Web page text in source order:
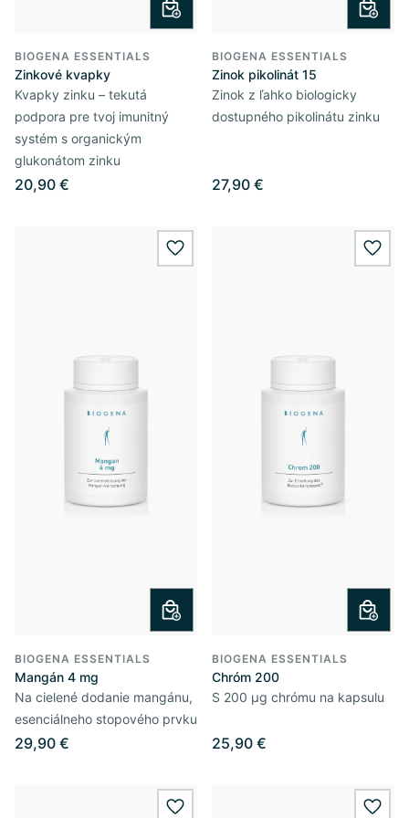
BIOGENA ESSENTIALS
Zinkové kvapky
Kvapky zinku – tekutá
podpora pre tvoj imunitný
systém s organickým
glukonátom zinku
20,90 €
BIOGENA ESSENTIALS
Zinok pikolinát 15
Zinok z ľahko biologicky
dostupného pikolinátu zinku
27,90 €
wishlist.add
BIOGENA ESSENTIALS
Mangán 4 mg
Na cielené dodanie mangánu,
esenciálneho stopového prvku
29,90 €
BIOGENA ESSENTIALS
Chróm 200
S 200 µg chrómu na kapsulu
25,90 €